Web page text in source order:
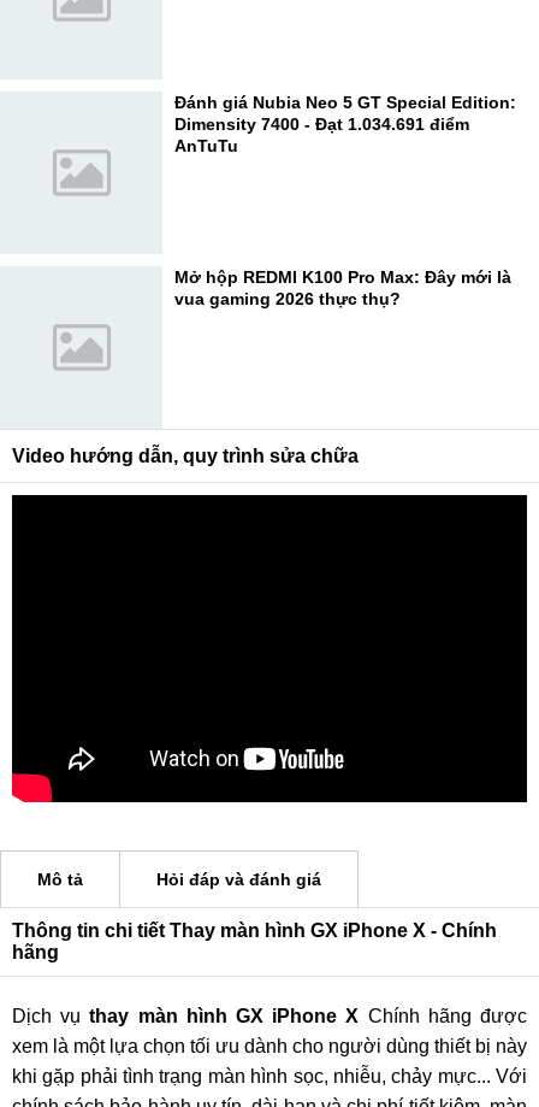
Đánh giá Nubia Neo 5 GT Special Edition:
Dimensity 7400 - Đạt 1.034.691 điểm
AnTuTu
Mở hộp REDMI K100 Pro Max: Đây mới là
vua gaming 2026 thực thụ?
Video hướng dẫn, quy trình sửa chữa
Mô tả Hỏi đáp và đánh giá
Thông tin chi tiết Thay màn hình GX iPhone X - Chính
hãng
Dịch vụthay màn hình GX iPhone X Chính hãng được
xem là một lựa chọn tối ưu dành cho người dùng thiết bị này
khi gặp phải tình trạng màn hình sọc, nhiễu, chảy mực... Với